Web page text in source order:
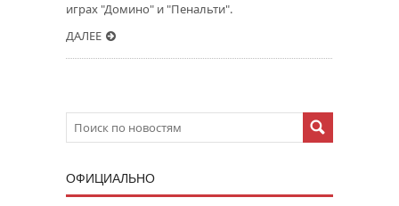
играх "Домино" и "Пенальти".
ДАЛЕЕ
ОФИЦИАЛЬНО